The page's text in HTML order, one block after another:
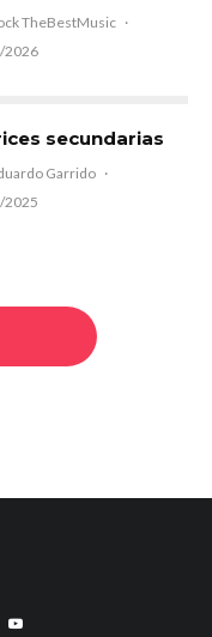
TheBestMusic ·
2026
secundarias
Garrido ·
2025